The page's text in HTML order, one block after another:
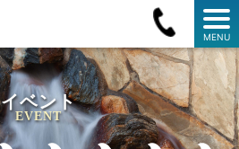
MENU
イベント
EVENT